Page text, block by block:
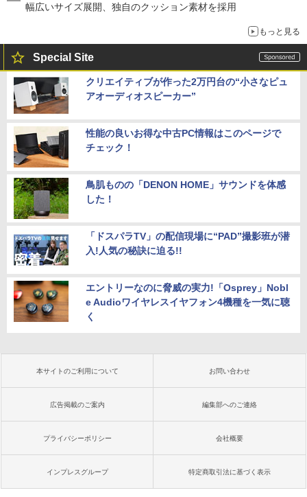
幅広いサイズ展開、独自のクッション素材を採用
もっと見る
Special Site
クリエイティブが作った2万円台の“小さなピュ
アオーディオスピーカー”
性能の良いお得な中古PC情報はこのページで
チェック！
鳥肌ものの「DENON HOME」サウンドを体感
した！
「ドスパラTV」の配信現場に“PAD”撮影班が潜
入!人気の秘訣に迫る!!
エントリーなのに脅威の実力!「Osprey」Nobl
e Audioワイヤレスイヤフォン4機種を一気に聴
く
本サイトのご利用について お問い合わせ
広告掲載のご案内 編集部へのご連絡
プライバシーポリシー 会社概要
インプレスグループ 特定商取引法に基づく表示